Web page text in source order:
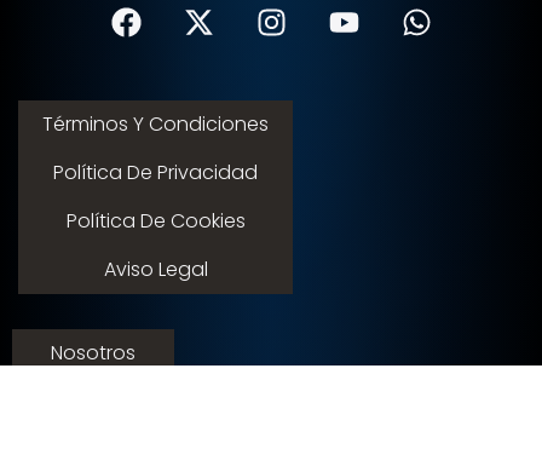
Términos Y Condiciones
Política De Privacidad
Política De Cookies
Aviso Legal
Nosotros